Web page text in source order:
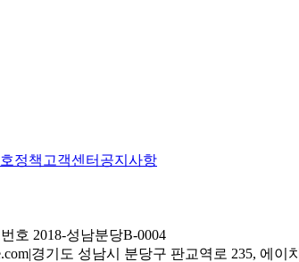
정책 고객센터 공지사항
호 2018-성남분당B-0004
|경기도 성남시 분당구 판교역로 235, 에이